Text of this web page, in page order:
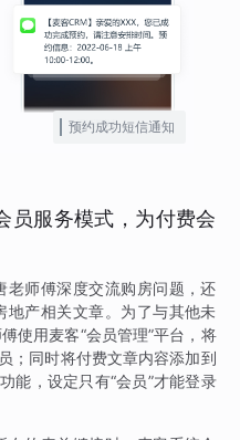
预约成功短信通知
员服务模式，为付费会
老师傅深度交流购房问题，还
地产相关文章。为了与其他未
使用麦客“会员管理”平台，将
；同时将付费文章内容添加到
能，设定只有“会员”才能登录